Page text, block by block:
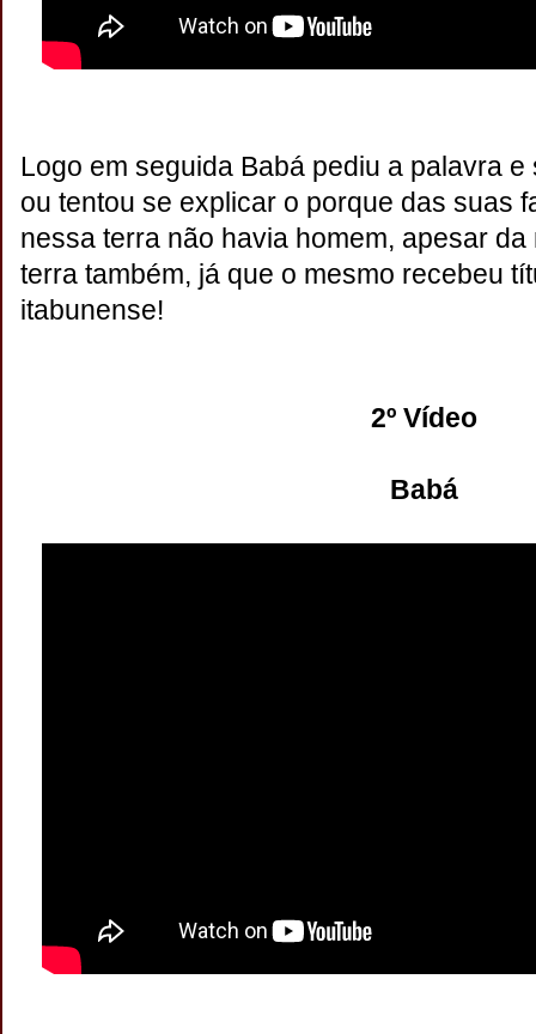
Logo em seguida Babá pediu a palavra
ou tentou se explicar o porque das suas
nessa terra não havia homem, apesar
terra também, já que o mesmo recebeu
itabunense!
2º Vídeo
Babá